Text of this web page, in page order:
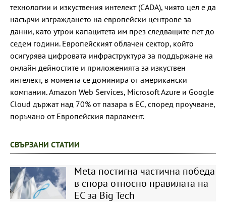
технологии и изкуствения интелект (CADA), чиято цел е да
насърчи изграждането на европейски центрове за
данни, като утрои капацитета им през следващите пет до
седем години. Европейският облачен сектор, който
осигурява цифровата инфраструктура за поддържане на
онлайн дейностите и приложенията за изкуствен
интелект, в момента се доминира от американски
компании. Amazon Web Services, Microsoft Azure и Google
Cloud държат над 70% от пазара в ЕС, според проучване,
поръчано от Европейския парламент.
СВЪРЗАНИ СТАТИИ
Meta постигна частична победа
в спора относно правилата на
ЕС за Big Tech